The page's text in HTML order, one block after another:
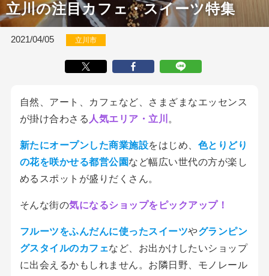
立川の注目カフェ・スイーツ特集
2021/04/05 立川市
自然、アート、カフェなど、さまざまなエッセンス
が掛け合わさる 人気エリア・立川 。
新たにオープンした商業施設をはじめ、 色とりどり
の花を咲かせる都営公園など幅広い世代の方が楽し
めるスポットが盛りだくさん。
そんな街の気になるショップをピックアップ！
フルーツをふんだんに使ったスイーツやグランピン
グスタイルのカフェなど、お出かけしたいショップ
に出会えるかもしれません。お隣日野、モノレール